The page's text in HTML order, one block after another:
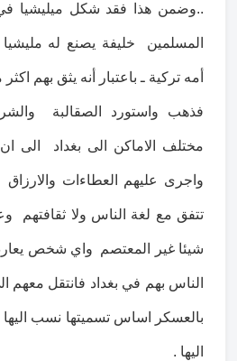
..وضمن هذا فقد شكل ميليشيا
المسلمين خليفة يصنع له مليشيا
أمه تركية ـ باعتبار أنه يثق بهم
فذهب واستورد الصقالبة
واجرى عليهم العطاءات
تتفق مع لغة الناس ولا ثقافتهم
شيئا غير المعتصم واي شخص
الناس بهم في بغداد فانتقل
بالعسكر اساس تسميتها نسب
اليها .